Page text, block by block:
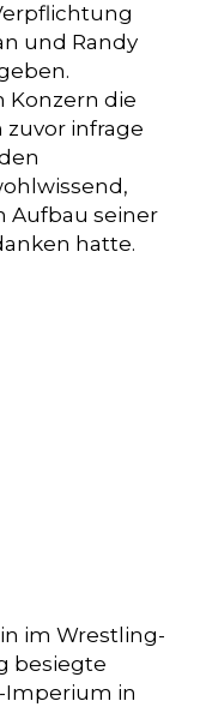
und Randy
Konzern die
infrage
Aufbau seiner
hatte.
im Wrestling-
besiegte
Imperium in